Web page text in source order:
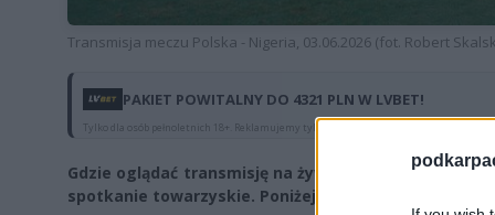
Transmisja meczu Polska - Nigeria, 03.06.2026 (fot. Robert
PAKIET POWITALNY DO 4321 PLN W LVBET!
Tylko dla osób pełnoletnich 18+. Reklamujemy tylko legalnych bukmacherów. Hazard
Gdzie oglądać transmisję na żywo z meczu Polska -
spotkanie towarzyskie. Poniżej szczegóły transmisji.